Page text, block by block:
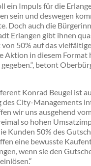
ein Impuls für die
sein und deswegen
Doch auch die
Erlangen gibt ihnen
50% auf das
Aktion in diesem Format
betont
Konrad Beugel ist
des City-Managements
wir uns ausgehend
so hohen
Kunden 50% des
eine bewusste
wenn sie den